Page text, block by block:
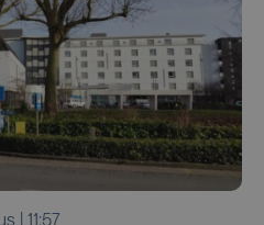
| 11:57